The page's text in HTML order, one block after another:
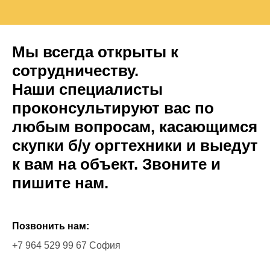
Мы всегда открыты к
сотрудничеству.
Наши специалисты
проконсультируют вас по
любым вопросам, касающимся
скупки б/у оргтехники и выедут
к вам на объект. Звоните и
пишите нам.
Позвонить нам:
+7 964 529 99 67 София